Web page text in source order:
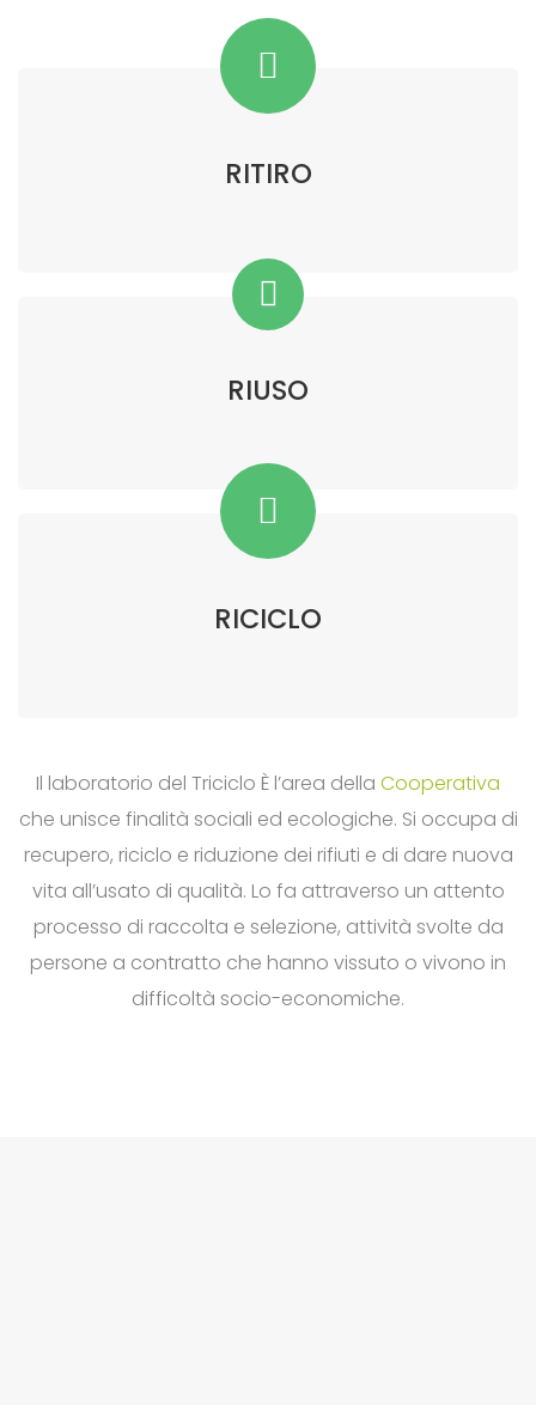
RITIRO
RIUSO
RICICLO
Il laboratorio del Triciclo È l’area della Cooperativa
che unisce finalità sociali ed ecologiche. Si occupa di
recupero, riciclo e riduzione dei rifiuti e di dare nuova
vita all’usato di qualità. Lo fa attraverso un attento
processo di raccolta e selezione, attività svolte da
persone a contratto che hanno vissuto o vivono in
difficoltà socio-economiche.